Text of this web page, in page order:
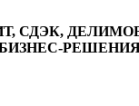
СДЭК,
БИЗНЕС-